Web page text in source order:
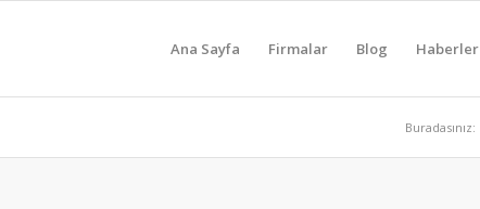
Ana Sayfa Firmalar Blog Haberler
Buradasınız: